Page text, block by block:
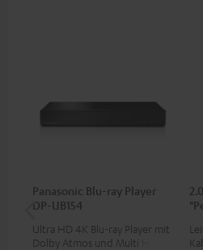
Panasonic Blu-ray Player
DP-UB154
Ultra HD 4K Blu-ray Player mit
Dolby Atmos und Multi HDR-